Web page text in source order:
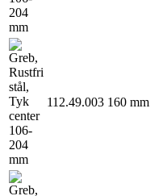
112.49.003 160 mm